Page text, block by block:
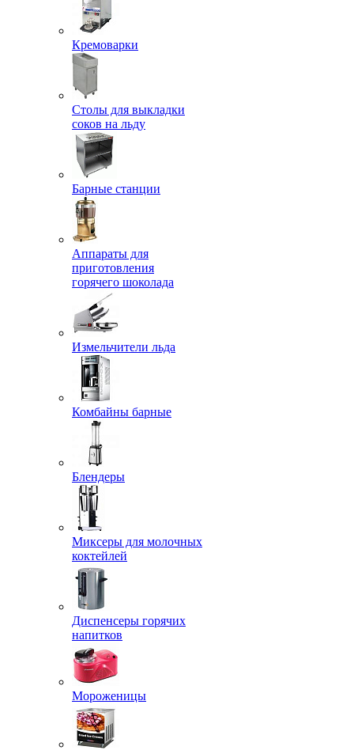
Кремоварки
Столы для выкладки
соков на льду
Барные станции
Аппараты для
приготовления
горячего шоколада
Измельчители льда
Комбайны барные
Блендеры
Миксеры для молочных
коктейлей
Диспенсеры горячих
напитков
Мороженицы